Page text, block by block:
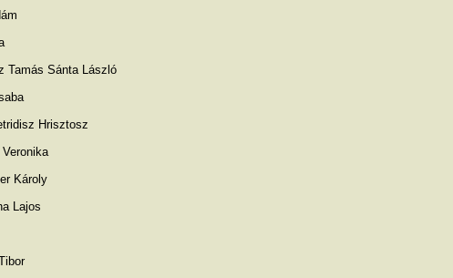
Tamás Sánta László
Hrisztosz
Károly
Lajos